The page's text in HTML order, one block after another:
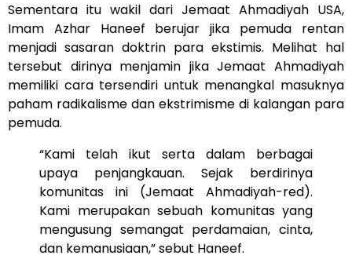
Sementara itu wakil dari Jemaat Ahmadiyah USA,
Imam Azhar Haneef berujar jika pemuda rentan
menjadi sasaran doktrin para ekstimis. Melihat hal
tersebut dirinya menjamin jika Jemaat Ahmadiyah
memiliki cara tersendiri untuk menangkal masuknya
paham radikalisme dan ekstrimisme di kalangan para
pemuda.
“Kami telah ikut serta dalam berbagai
upaya penjangkauan. Sejak berdirinya
komunitas ini (Jemaat Ahmadiyah-red).
Kami merupakan sebuah komunitas yang
mengusung semangat perdamaian, cinta,
dan kemanusiaan,” sebut Haneef.